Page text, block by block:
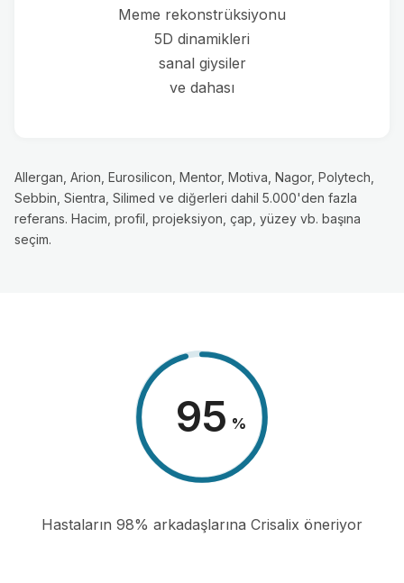
Meme rekonstrüksiyonu
5D dinamikleri
sanal giysiler
ve dahası
Allergan, Arion, Eurosilicon, Mentor, Motiva, Nagor, Polytech,
Sebbin, Sientra, Silimed ve diğerleri dahil 5.000'den fazla
referans. Hacim, profil, projeksiyon, çap, yüzey vb. başına
seçim.
98 %
Hastaların 98% arkadaşlarına Crisalix öneriyor